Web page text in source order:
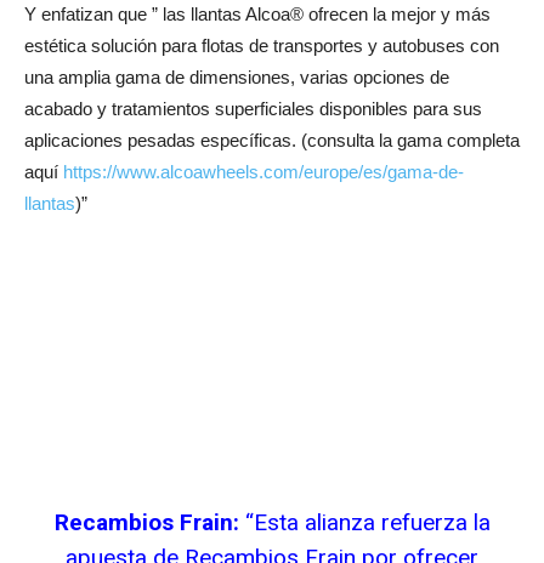
Y enfatizan que ” las llantas Alcoa® ofrecen la mejor y más
estética solución para flotas de transportes y autobuses con
una amplia gama de dimensiones, varias opciones de
acabado y tratamientos superficiales disponibles para sus
aplicaciones pesadas específicas. (consulta la gama completa
aquí https://www.alcoawheels.com/europe/es/gama-de-
llantas)”
Recambios Frain: “Esta alianza refuerza la